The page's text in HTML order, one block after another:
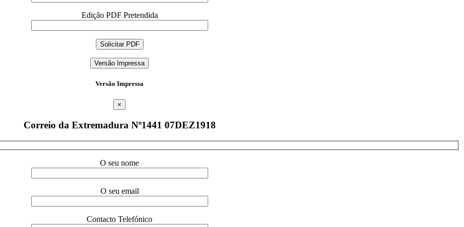
Edição PDF Pretendida
Versão Impressa
Versão Impressa
×
Correio da Extremadura Nº1441 07DEZ1918
O seu nome
O seu email
Contacto Telefónico